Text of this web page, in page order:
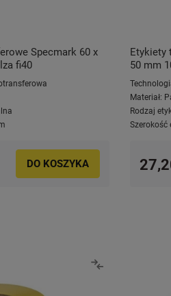
Specmark 60 x
fi40
DO KOSZYKA
Etykiety
50 mm
Materiał:
Rodzaj
Szerokość